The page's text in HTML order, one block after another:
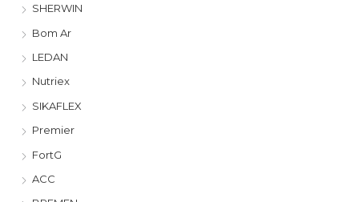
SHERWIN
Bom Ar
LEDAN
Nutriex
SIKAFLEX
Premier
FortG
ACC